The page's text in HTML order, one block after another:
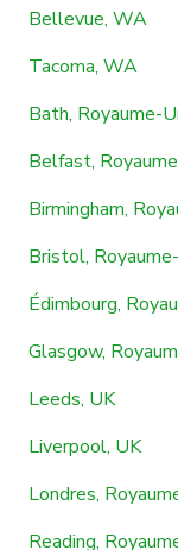
Bellevue, WA
Tacoma, WA
Bath, Royaume-
Belfast,
Birmingham,
Bristol,
Édimbourg,
Glasgow,
Leeds, UK
Liverpool, UK
Londres,
Reading,